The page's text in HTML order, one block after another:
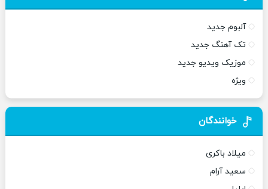
آلبوم جدید
تک آهنگ جدید
موزیک ویدیو جدید
ویژه
خوانندگان
میلاد باکری
سعید آرام